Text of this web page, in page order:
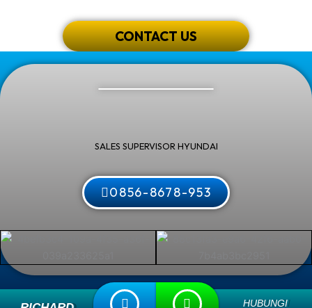
CONTACT US
SALES SUPERVISOR HYUNDAI
0856-8678-953
HUBUNGI